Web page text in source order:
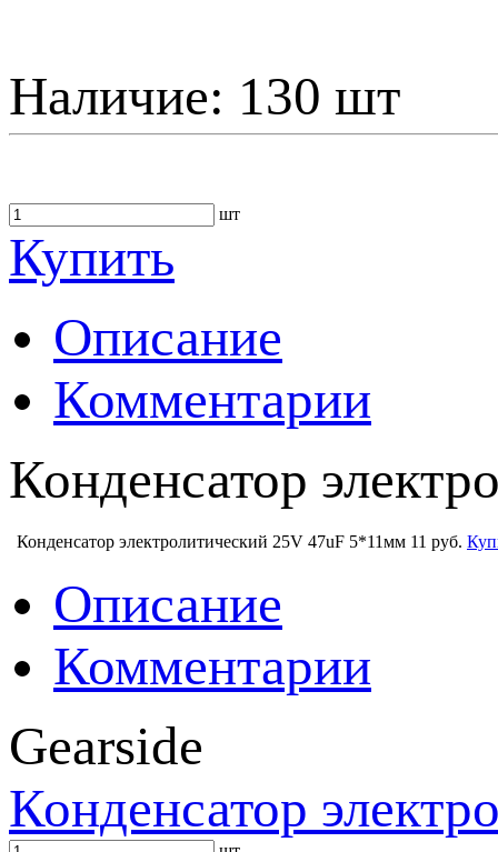
Наличие: 130 шт
шт
Купить
Описание
Комментарии
Конденсатор
Конденсатор электролитический 25V 47uF 5*11мм 11 руб.
Описание
Комментарии
Gearside
Конденсатор